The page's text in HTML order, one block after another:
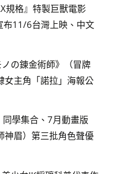
規格』特製巨獸電影
布11/6台灣上映、中文
の錬金術師》（冒牌
女主角「諾拉」海報公
學集合、7月動畫版
神眉）第三批角色聲優